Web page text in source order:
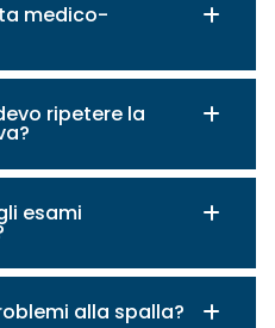
medico-
ripetere la
esami
alla spalla?